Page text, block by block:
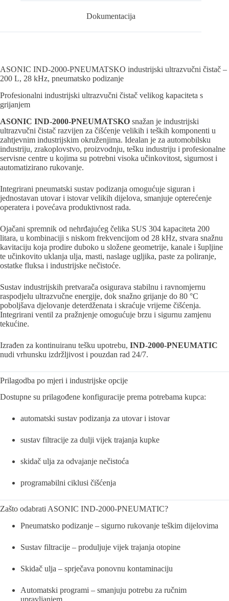
Dokumentacija
ASONIC IND-2000-PNEUMATSKO industrijski ultrazvučni čistač –
200 L, 28 kHz, pneumatsko podizanje
Profesionalni industrijski ultrazvučni čistač velikog kapaciteta s
grijanjem
ASONIC IND-2000-PNEUMATSKO snažan je industrijski
ultrazvučni čistač razvijen za čišćenje velikih i teških komponenti u
zahtjevnim industrijskim okruženjima. Idealan je za automobilsku
industriju, zrakoplovstvo, proizvodnju, tešku industriju i profesionalne
servisne centre u kojima su potrebni visoka učinkovitost, sigurnost i
automatizirano rukovanje.
Integrirani pneumatski sustav podizanja omogućuje siguran i
jednostavan utovar i istovar velikih dijelova, smanjuje opterećenje
operatera i povećava produktivnost rada.
Ojačani spremnik od nehrđajućeg čelika SUS 304 kapaciteta 200
litara, u kombinaciji s niskom frekvencijom od 28 kHz, stvara snažnu
kavitaciju koja prodire duboko u složene geometrije, kanale i šupljine
te učinkovito uklanja ulja, masti, naslage ugljika, paste za poliranje,
ostatke fluksa i industrijske nečistoće.
Sustav industrijskih pretvarača osigurava stabilnu i ravnomjernu
raspodjelu ultrazvučne energije, dok snažno grijanje do 80 °C
poboljšava djelovanje deterdženata i skraćuje vrijeme čišćenja.
Integrirani ventil za pražnjenje omogućuje brzu i sigurnu zamjenu
tekućine.
Izrađen za kontinuiranu tešku upotrebu, IND-2000-PNEUMATIC
nudi vrhunsku izdržljivost i pouzdan rad 24/7.
Prilagodba po mjeri i industrijske opcije
Dostupne su prilagođene konfiguracije prema potrebama kupca:
automatski sustav podizanja za utovar i istovar
sustav filtracije za dulji vijek trajanja kupke
skidač ulja za odvajanje nečistoća
programabilni ciklusi čišćenja
Zašto odabrati ASONIC IND-2000-PNEUMATIC?
Pneumatsko podizanje – sigurno rukovanje teškim dijelovima
Sustav filtracije – produljuje vijek trajanja otopine
Skidač ulja – sprječava ponovnu kontaminaciju
Automatski programi – smanjuju potrebu za ručnim